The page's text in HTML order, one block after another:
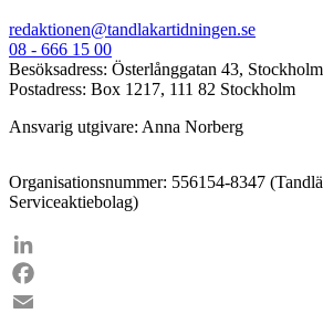
redaktionen@tandlakartidningen.se
08 - 666 15 00
Besöksadress: Österlånggatan 43, Stockholm
Postadress: Box 1217, 111 82 Stockholm
Ansvarig utgivare: Anna Norberg
Organisationsnummer: 556154-8347
Serviceaktiebolag)
LinkedIn
Facebook